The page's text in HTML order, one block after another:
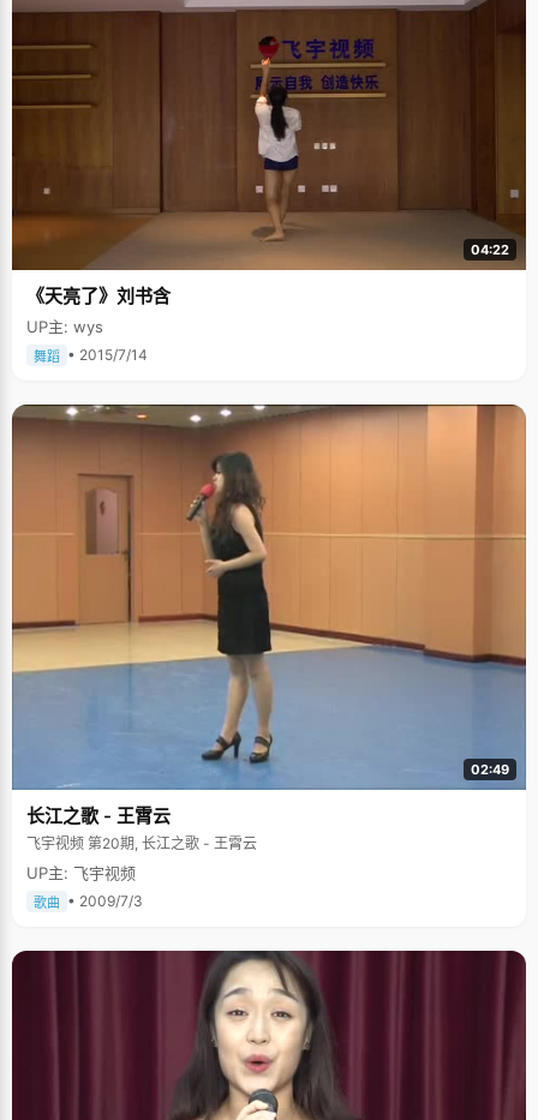
04:22
《天亮了》刘书含
UP主: wys
舞蹈 • 2015/7/14
02:49
长江之歌 - 王霄云
飞宇视频 第20期, 长江之歌 - 王霄云
UP主: 飞宇视频
歌曲 • 2009/7/3